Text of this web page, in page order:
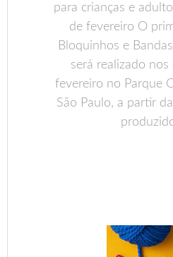
para crianças e
de fevereiro O
Bloquinhos e
será realizado
fevereiro no Parque
São Paulo, a partir